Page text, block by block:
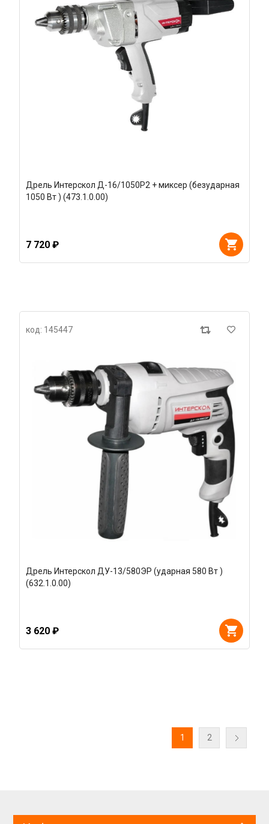
Дрель Интерскол Д-16/1050Р2 + миксер (безударная
1050 Вт ) (473.1.0.00)
7 720 ₽
код: 145447
Дрель Интерскол ДУ-13/580ЭР (ударная 580 Вт )
(632.1.0.00)
3 620 ₽
1 2